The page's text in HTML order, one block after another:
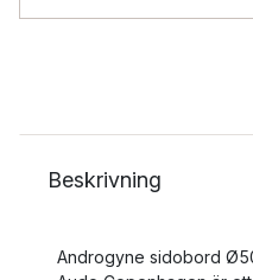
Beskrivning
Androgyne sidobord